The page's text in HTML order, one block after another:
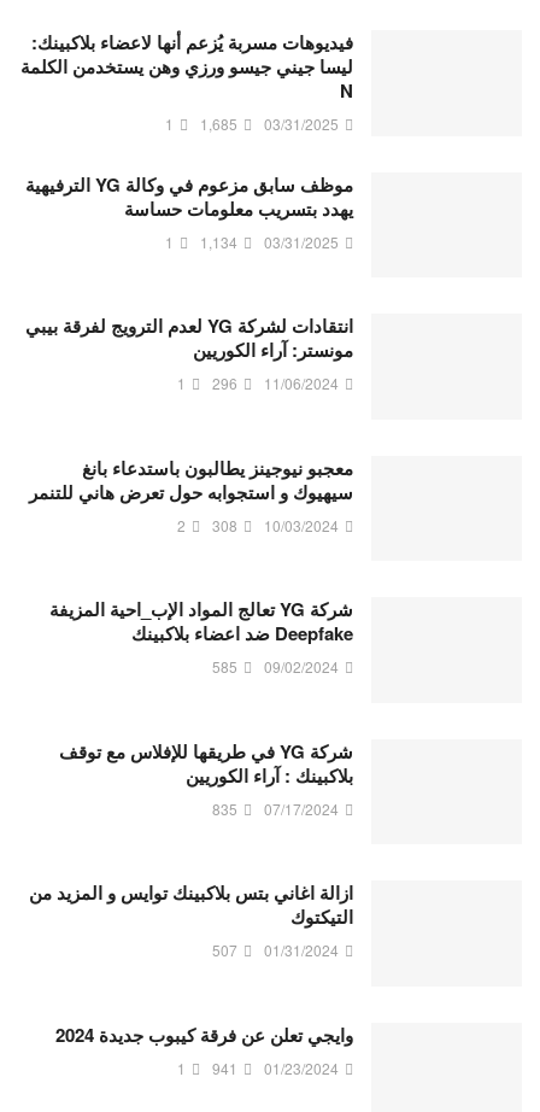
فيديوهات مسربة يُزعم أنها لاعضاء بلاكبينك:
ليسا جيني جيسو ورزي وهن يستخدمن الكلمة
N
03/31/2025
1,685
1
موظف سابق مزعوم في وكالة YG الترفيهية
يهدد بتسريب معلومات حساسة
03/31/2025
1,134
1
انتقادات لشركة YG لعدم الترويج لفرقة بيبي
مونستر: آراء الكوريين
11/06/2024
296
1
معجبو نيوجينز يطالبون باستدعاء بانغ
سيهيوك و استجوابه حول تعرض هاني للتنمر
10/03/2024
308
2
شركة YG تعالج المواد الإب_احية المزيفة
Deepfake ضد اعضاء بلاكبينك
09/02/2024
585
شركة YG في طريقها للإفلاس مع توقف
بلاكبينك : آراء الكوريين
07/17/2024
835
ازالة اغاني بتس بلاكبينك توايس و المزيد من
التيكتوك
01/31/2024
507
وايجي تعلن عن فرقة كيبوب جديدة 2024
01/23/2024
941
1